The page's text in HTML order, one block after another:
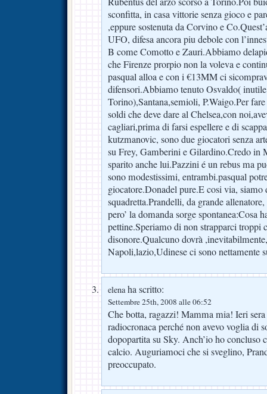
sconfitta, in casa vittorie senza gioco e
,eppure sostenuta da Corvino e
UFO, difesa ancora piu debole con
B come Comotto e Zauri.Abbiamo
che Firenze prorpio non la voleva e
pasqual alloa e con i €13MM ci
difensori.Abbiamo tenuto Osvaldo(
Torino),Santana,semioli, P.Waigo.Per
soldi che deve dare al Chelsea,con
cagliari,prima di farsi espellere e di
kutzmanovic, sono due giocatori senza
su Frey, Gamberini e Gilardino.Credo in
sparito anche lui.Pazzini é un rebus ma
sono modestissimi, entrambi.pasqual
giocatore.Donadel pure.E cosi via, siamo
squadretta.Prandelli, da grande
pero’ la domanda sorge spontanea:Cosa
pettine.Speriamo di non strapparci troppi
disonore.Qualcuno dovrà
Napoli,lazio,Udinese ci sono nettamente
elenaha scritto:
Settembre 25th, 2008 alle 06:52
Che botta, ragazzi! Mamma mia! Ieri
radiocronaca perché non avevo voglia di
dopopartita su Sky. Anch’io ho concluso
calcio. Auguriamoci che si sveglino,
preoccupato.